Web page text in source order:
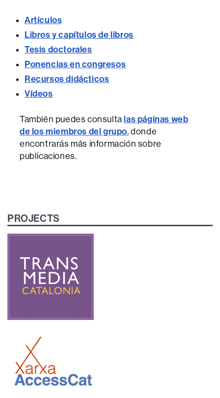
Artículos
Libros y capítulos de libros
Tesis doctorales
Ponencias en congresos
Recursos didácticos
Vídeos
También puedes consulta las páginas web
de los miembros del grupo, donde
encontrarás más información sobre
publicaciones.
PROJECTS